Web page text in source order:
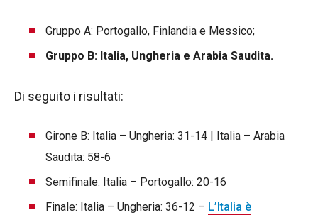
Gruppo A: Portogallo, Finlandia e Messico;
Gruppo B: Italia, Ungheria e Arabia Saudita.
Di seguito i risultati:
Girone B: Italia – Ungheria: 31-14 | Italia – Arabia
Saudita: 58-6
Semifinale: Italia – Portogallo: 20-16
Finale: Italia – Ungheria: 36-12 – L’Italia è